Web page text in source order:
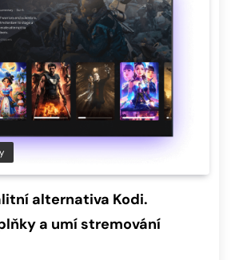
alternativa Kodi.
a umí stremování